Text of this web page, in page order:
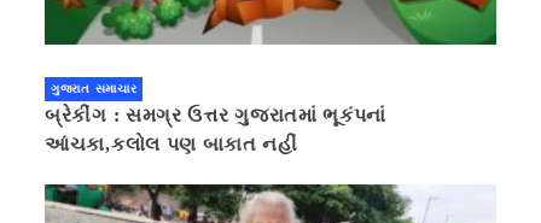
ગુજરાત સમાચાર
બ્રેકીંગ : સમગ્ર ઉત્તર ગુજરાતમાં ભૂકંપનાં
આંચકા,કલોલ પણ બાકાત નહીં